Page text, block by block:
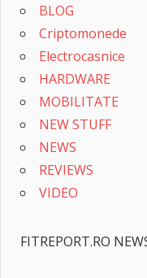
BLOG
Criptomonede
Electrocasnice
HARDWARE
MOBILITATE
NEW STUFF
NEWS
REVIEWS
VIDEO
FITREPORT.RO